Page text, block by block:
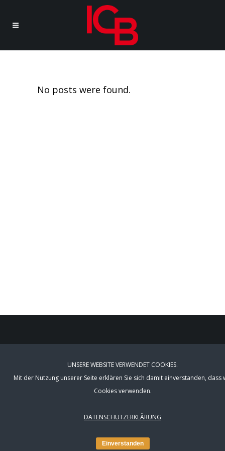
No posts were found.
kontakt
UNSERE WEBSITE VERWENDET COOKIES.
Mit der Nutzung unserer Seite erklären Sie sich damit einverstanden, dass
Cookies verwenden.
DATENSCHUTZERKLÄRUNG
Einverstanden